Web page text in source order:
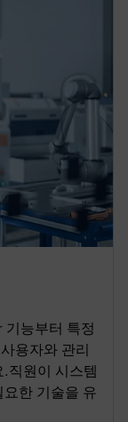
기능부터 특정
용자와 관리
직원이 시스템
한 기술을 유